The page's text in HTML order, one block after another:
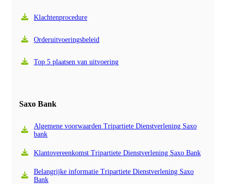
Klachtenprocedure
Orderuitvoeringsbeleid
Top 5 plaatsen van uitvoering
Saxo Bank
Algemene voorwaarden Tripartiete Dienstverlening Saxo
bank
Klantovereenkomst Tripartiete Dienstverlening Saxo Bank
Belangrijke informatie Tripartiete Dienstverlening Saxo
Bank